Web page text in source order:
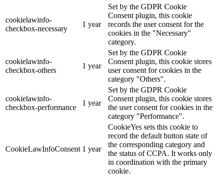
cookielawinfo-
checkbox-necessary
1 year
Set by the GDPR Cookie
Consent plugin, this cookie
records the user consent for the
cookies in the "Necessary"
category.
cookielawinfo-
checkbox-others
1 year
Set by the GDPR Cookie
Consent plugin, this cookie stores
user consent for cookies in the
category "Others".
cookielawinfo-
checkbox-performance
1 year
Set by the GDPR Cookie
Consent plugin, this cookie stores
the user consent for cookies in the
category "Performance".
CookieLawInfoConsent 1 year
CookieYes sets this cookie to
record the default button state of
the corresponding category and
the status of CCPA. It works only
in coordination with the primary
cookie.